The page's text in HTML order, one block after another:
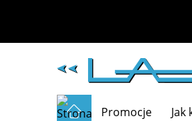
Promocje Jak